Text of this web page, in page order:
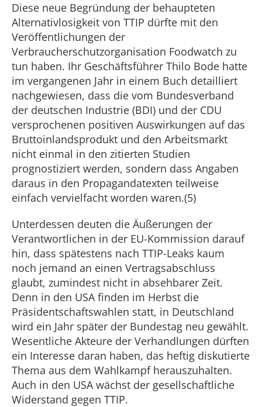
Diese neue Begründung der behaupteten
Alternativlosigkeit von TTIP dürfte mit den
Veröffentlichungen der
Verbraucherschutzorganisation Foodwatch zu
tun haben. Ihr Geschäftsführer Thilo Bode hatte
im vergangenen Jahr in einem Buch detailliert
nachgewiesen, dass die vom Bundesverband
der deutschen Industrie (BDI) und der CDU
versprochenen positiven Auswirkungen auf das
Bruttoinlandsprodukt und den Arbeitsmarkt
nicht einmal in den zitierten Studien
prognostiziert werden, sondern dass Angaben
daraus in den Propagandatexten teilweise
einfach vervielfacht worden waren.(5)
Unterdessen deuten die Äußerungen der
Verantwortlichen in der EU-Kommission darauf
hin, dass spätestens nach TTIP-Leaks kaum
noch jemand an einen Vertragsabschluss
glaubt, zumindest nicht in absehbarer Zeit.
Denn in den USA finden im Herbst die
Präsidentschaftswahlen statt, in Deutschland
wird ein Jahr später der Bundestag neu gewählt.
Wesentliche Akteure der Verhandlungen dürften
ein Interesse daran haben, das heftig diskutierte
Thema aus dem Wahlkampf herauszuhalten.
Auch in den USA wächst der gesellschaftliche
Widerstand gegen TTIP.